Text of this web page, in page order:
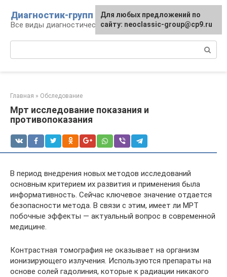
контенту
Диагностик-групп
Все виды диагностических манипуляций
Главная » Обследование
Мрт исследование показания и
противопоказания
В период внедрения новых методов исследований
основным критерием их развития и применения была
информативность. Сейчас ключевое значение отдается
безопасности метода. В связи с этим, имеет ли МРТ
побочные эффекты — актуальный вопрос в современной
медицине.
Контрастная томография не оказывает на организм
ионизирующего излучения. Используются препараты на
основе солей гадолиния, которые к радиации никакого
Для любых предложений по
сайту: neoclassic-group@cp9.ru